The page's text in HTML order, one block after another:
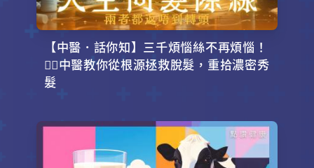
【中醫．話你知】三千煩惱絲不再煩惱！
💇‍♂️中醫教你從根源拯救脫髮，重拾濃密秀
髮